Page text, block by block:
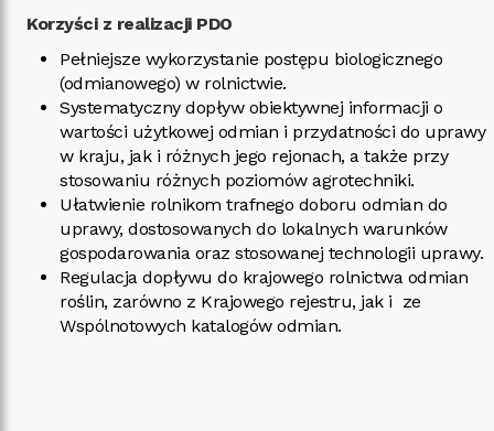
Korzyści z realizacji PDO
Pełniejsze wykorzystanie postępu biologicznego
(odmianowego) w rolnictwie.
Systematyczny dopływ obiektywnej informacji o
wartości użytkowej odmian i przydatności do uprawy
w kraju, jak i różnych jego rejonach, a także przy
stosowaniu różnych poziomów agrotechniki.
Ułatwienie rolnikom trafnego doboru odmian do
uprawy, dostosowanych do lokalnych warunków
gospodarowania oraz stosowanej technologii uprawy.
Regulacja dopływu do krajowego rolnictwa odmian
roślin, zarówno z Krajowego rejestru, jak i ze
Wspólnotowych katalogów odmian.